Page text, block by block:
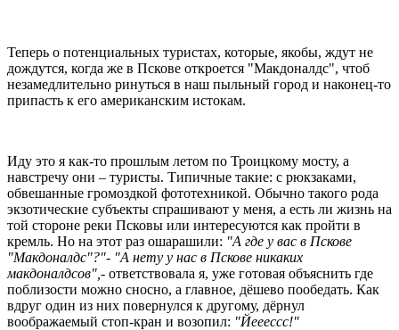
Теперь о потенциальных туристах, которые, якобы, ждут не
дождутся, когда же в Пскове откроется "Макдоналдс", чтоб
незамедлительно ринуться в наш пыльный город и наконец-то
припасть к его американским истокам.
Иду это я как-то прошлым летом по Троицкому мосту, а
навстречу они – туристы. Типичные такие: с рюкзаками,
обвешанные громоздкой фототехникой. Обычно такого рода
экзотические субъекты спрашивают у меня, а есть ли жизнь на
той стороне реки Псковы или интересуются как пройти в
кремль. Но на этот раз ошарашили: "А где у вас в Пскове
"Макдоналдс"?"- "А нету у нас в Пскове никаких
макдоналдсов", - ответствовала я, уже готовая объяснить где
поблизости можно сносно, а главное, дёшево пообедать. Как
вдруг один из них повернулся к другому, дёрнул
воображаемый стоп-кран и возопил: "Йееессс!"